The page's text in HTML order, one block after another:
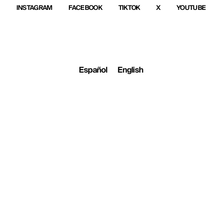
INSTAGRAM FACEBOOK TIKTOK X YOUTUBE
Español English